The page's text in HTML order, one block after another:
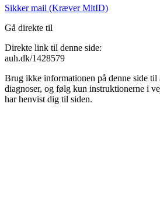
Sikker mail (Kræver MitID)
Gå direkte til
Direkte link til denne side:
auh.dk/1428579
Brug ikke informationen på denne side til
diagnoser, og følg kun instruktionerne i
har henvist dig til siden.